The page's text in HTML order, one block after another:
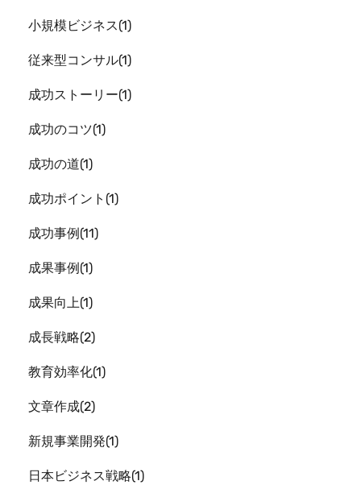
小規模ビジネス 1
従来型コンサル 1
成功ストーリー 1
成功のコツ 1
成功の道 1
成功ポイント 1
成功事例 11
成果事例 1
成果向上 1
成長戦略 2
教育効率化 1
文章作成 2
新規事業開発 1
日本ビジネス戦略 1